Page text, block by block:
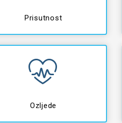
Prisutnost
Ozljede